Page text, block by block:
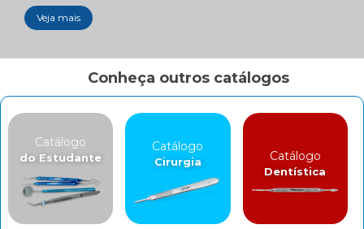
Veja mais
Conheça outros catálogos
Catálogo
do Estudante
Catálogo
Cirurgia Catálogo
Dentística